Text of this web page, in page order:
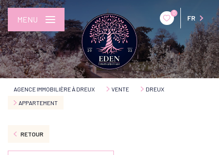
0
FR
MENU
AGENCE IMMOBILIÈRE À DREUX VENTE
DREUX
APPARTEMENT
RETOUR